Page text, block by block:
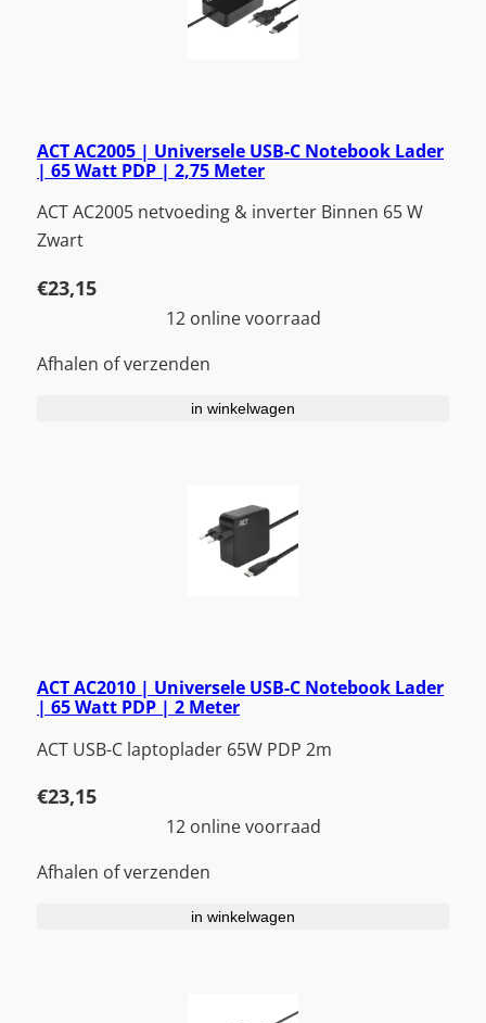
ACT AC2005 | Universele USB-C Notebook Lader
| 65 Watt PDP | 2,75 Meter
ACT AC2005 netvoeding & inverter Binnen 65 W
Zwart
€23,15
12 online voorraad
Afhalen of verzenden
in winkelwagen
ACT AC2010 | Universele USB-C Notebook Lader
| 65 Watt PDP | 2 Meter
ACT USB-C laptoplader 65W PDP 2m
€23,15
12 online voorraad
Afhalen of verzenden
in winkelwagen